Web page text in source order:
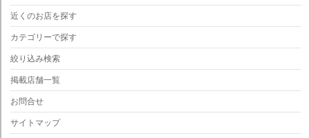
近くのお店を探す
カテゴリーで探す
絞り込み検索
掲載店舗一覧
お問合せ
サイトマップ